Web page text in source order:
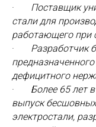
· Поставщик
стали для
работающего при
· Разработчик
дефицитного
· Более 65 лет
выпуск
электростали,